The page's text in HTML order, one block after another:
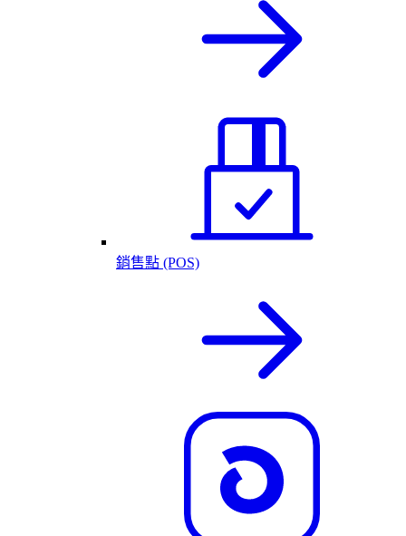
銷售點 (POS)